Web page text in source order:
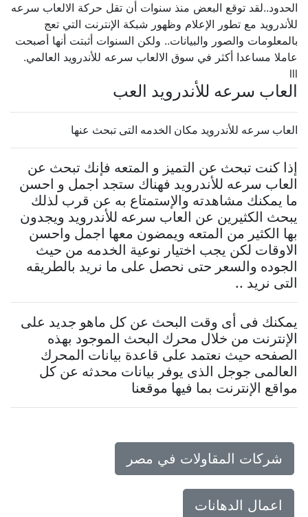
الحدود..لقد توقع البعض منذ سنوات أن تقل حركة الالعاب سرعه
للأندرويد مع تطور الإعلام وظهور شبكة الإنترنت التي تعج
بالمعلومات والصور والبيانات.. ولكن السنوات أثبتت أنها أصبحت
عاملا مساعدا أكثر في سوق الالعاب سرعه للأندرويد العالمي.
العاب سرعه للأندرويد العب
العاب سرعه للأندرويد مكان الخدمه التى تبحث عنها
إذا كنت تبحث عن التميز و المتعه فإنك تبحث عن
العاب سرعه للأندرويد فهناك ستجد اجمل و احسن
ما يمكنك مشاهدته والإستمتاع به عن قرب لذلك
يبحث الكثيرين عن العاب سرعه للأندرويد ويجدون
بها الكثير من المتعه ويمضون معها اجمل واحسن
الاوقات لكن يجب اختيار نوعية الخدمه من حيث
الجوده والسعر حتى نحصل على ما نريد بالطريقه
التى نريد ..
يمكنك فى أى وقت البحث عن كل ماهو جديد على
الإنترنت من خلال محرك البحث الموجود بهذه
الصفحه حيث نعتمد على قاعدة بيانات المحرك
العالمى جوجل الذى يوفر بيانات محدثه عن كل
مواقع الإنترنت بما فيها موقعنا
شركات المقاولات في مصر
اعمال الدهانات